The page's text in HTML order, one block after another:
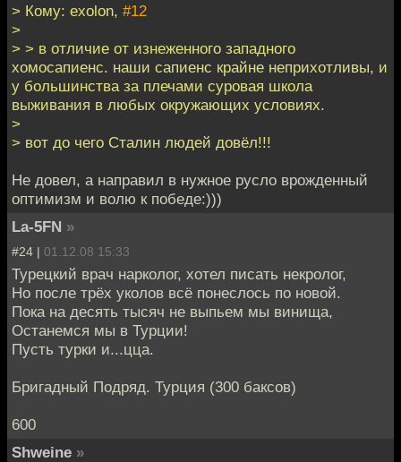
> Кому: exolon, #12
>
> > в отличие от изнеженного западного
хомосапиенс. наши сапиенс крайне неприхотливы, и
у большинства за плечами суровая школа
выживания в любых окружающих условиях.
>
> вот до чего Сталин людей довёл!!!
Не довел, а направил в нужное русло врожденный
оптимизм и волю к победе:)))
La-5FN »
#24 | 01.12.08 15:33
Турецкий врач нарколог, хотел писать некролог,
Но после трёх уколов всё понеслось по новой.
Пока на десять тысяч не выпьем мы винища,
Останемся мы в Турции!
Пусть турки и...цца.
Бригадный Подряд. Турция (300 баксов)
600
Shweine »